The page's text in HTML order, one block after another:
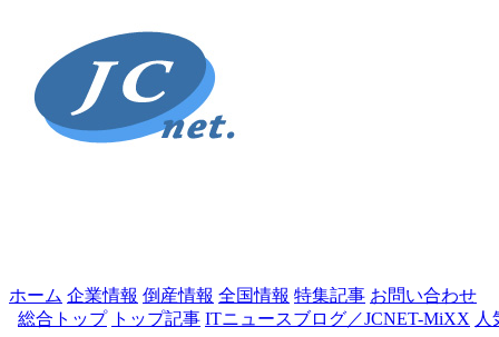
ホーム 企業情報 倒産情報 全国情報 特集記事 お問い合わせ
総合トップ トップ記事 ITニュースブログ／JCNET-MiXX 人